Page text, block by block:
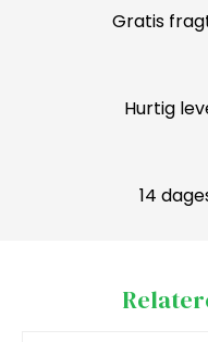
Gratis
Hurtig
14